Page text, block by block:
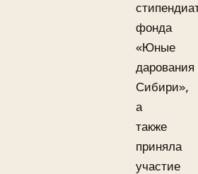
фонда
«Юные
дарования
Сибири»,
а
также
приняла
участие